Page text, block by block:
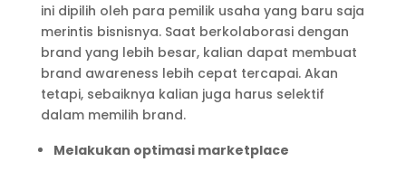
ini dipilih oleh para pemilik usaha yang baru saja
merintis bisnisnya. Saat berkolaborasi dengan
brand yang lebih besar, kalian dapat membuat
brand awareness lebih cepat tercapai. Akan
tetapi, sebaiknya kalian juga harus selektif
dalam memilih brand.
Melakukan optimasi marketplace